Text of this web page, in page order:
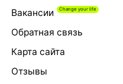
Вакансии
Обратная связь
Карта сайта
Отзывы